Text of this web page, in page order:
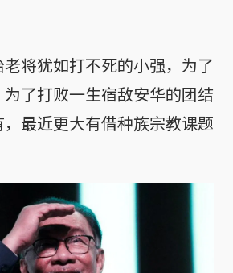
将犹如打不死的小强，为了
了打败一生宿敌安华的团结
最近更大有借种族宗教课题